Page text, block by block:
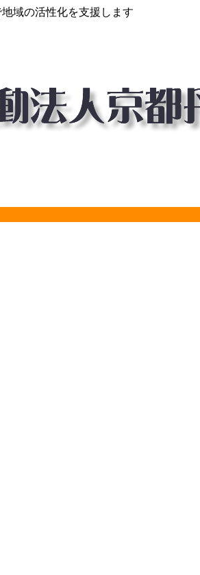
域の活性化を支援します